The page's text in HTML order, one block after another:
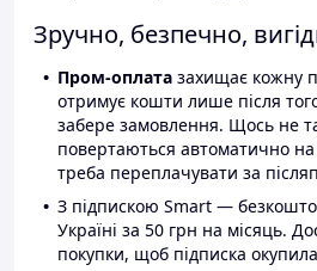
Зручно, безпечно,
Пром-оплата захищає кожну
отримує кошти лише після
забере замовлення. Щось не
повертаються автоматично
треба переплачувати за
З підпискою Smart —
Україні за 50 грн на місяць.
покупки, щоб підписка